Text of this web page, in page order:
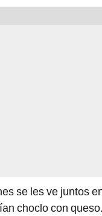
se les ve juntos
choclo con